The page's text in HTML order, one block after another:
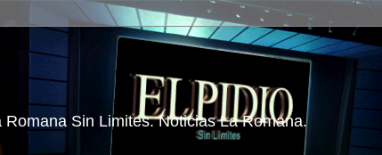
Sin Limites. Noticias La Romana.